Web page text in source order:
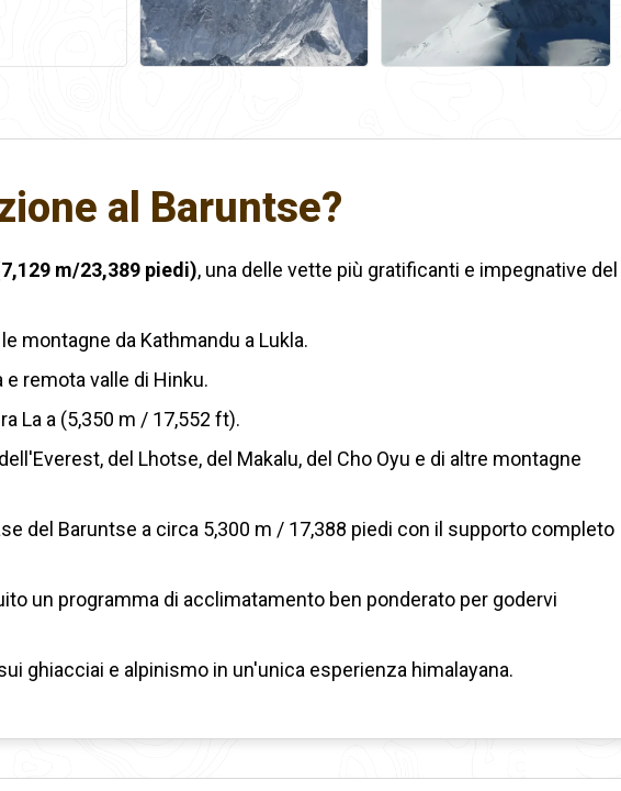
al Baruntse?
m/23,389 piedi), una delle vette più gratificanti e impegnative del
montagne da Kathmandu a Lukla.
remota valle di Hinku.
La a (5,350 m / 17,552 ft).
del Lhotse, del Makalu, del Cho Oyu e di altre montagne
del Baruntse a circa 5,300 m / 17,388 piedi con il supporto completo
un programma di acclimatamento ben ponderato per godervi
ghiacciai e alpinismo in un'unica esperienza himalayana.